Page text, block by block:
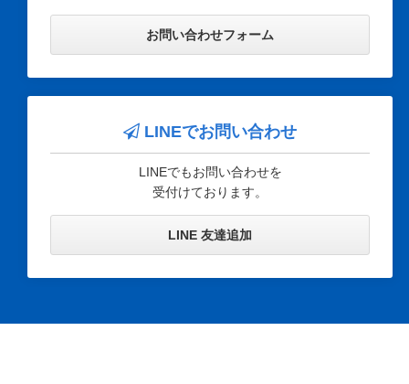
お問い合わせフォーム
LINEでお問い合わせ
LINEでもお問い合わせを
受付けております。
LINE 友達追加